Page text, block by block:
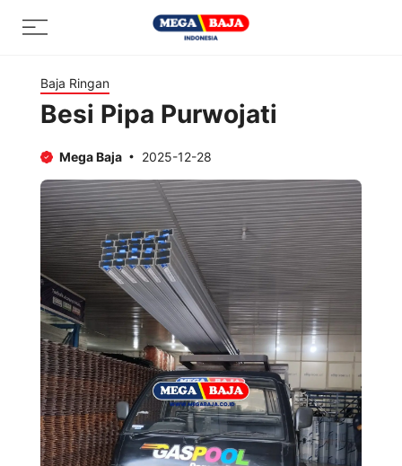
Menu
Baja Ringan
Besi Pipa Purwojati
Mega Baja 2025-12-28